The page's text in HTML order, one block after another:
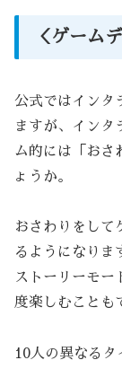
＜ゲーム
公式ではインタ
ますが、インタ
ム的には「おさ
ょうか。
おさわりをして
るようになりま
ストーリーモー
度楽しむことも
10人の異なる